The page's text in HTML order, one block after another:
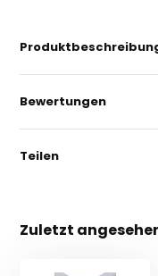
Bewertungen
Teilen
Zuletzt